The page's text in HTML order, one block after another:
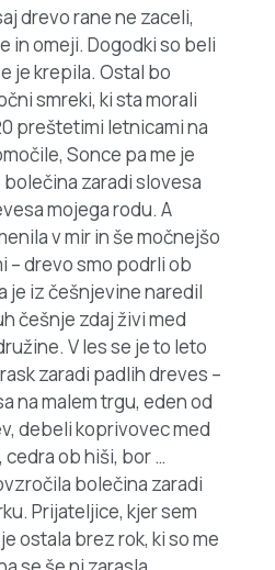
drevo rane ne zaceli,
in omeji. Dogodki so beli
je krepila. Ostal bo
smreki, ki sta morali
preštetimi letnicami na
Sonce pa me je
zaradi slovesa
mojega rodu. A
v mir in še močnejšo
– drevo smo podrli ob
je iz češnjevine naredil
češnje zdaj živi med
V les se je to leto
zaradi padlih dreves –
na malem trgu, eden od
debeli koprivovec med
, cedra ob hiši, bor …
bolečina zaradi
Prijateljice, kjer sem
ostala brez rok, ki so me